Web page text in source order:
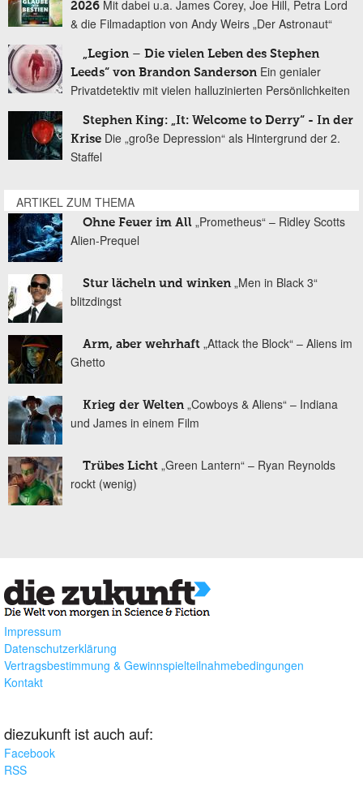
2026 Mit dabei u.a. James Corey, Joe Hill, Petra Lord
& die Filmadaption von Andy Weirs „Der Astronaut“
„Legion – Die vielen Leben des Stephen
Leeds“ von Brandon Sanderson Ein genialer
Privatdetektiv mit vielen halluzinierten Persönlichkeiten
Stephen King: „It: Welcome to Derry“ - In der
Krise Die „große Depression“ als Hintergrund der 2.
Staffel
ARTIKEL ZUM THEMA
Ohne Feuer im All „Prometheus“ – Ridley Scotts
Alien-Prequel
Stur lächeln und winken „Men in Black 3“
blitzdingst
Arm, aber wehrhaft „Attack the Block“ – Aliens im
Ghetto
Krieg der Welten „Cowboys & Aliens“ – Indiana
und James in einem Film
Trübes Licht „Green Lantern“ – Ryan Reynolds
rockt (wenig)
Impressum
Datenschutzerklärung
Vertragsbestimmung & Gewinnspielteilnahmebedingungen
Kontakt
diezukunft ist auch auf:
Facebook
RSS